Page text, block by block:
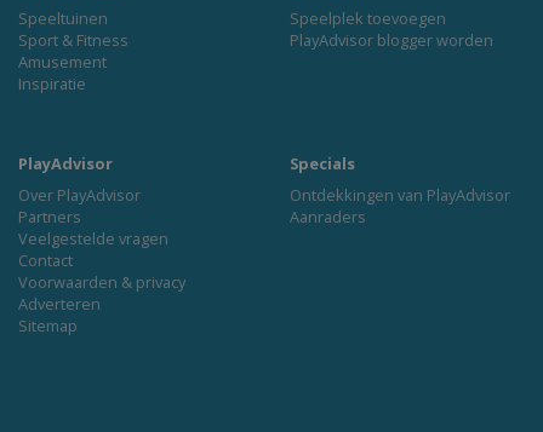
Speeltuinen
Sport & Fitness
Amusement
Inspiratie
Speelplek toevoegen
PlayAdvisor blogger worden
PlayAdvisor
Over PlayAdvisor
Partners
Veelgestelde vragen
Contact
Voorwaarden & privacy
Adverteren
Sitemap
Specials
Ontdekkingen van PlayAdvisor
Aanraders